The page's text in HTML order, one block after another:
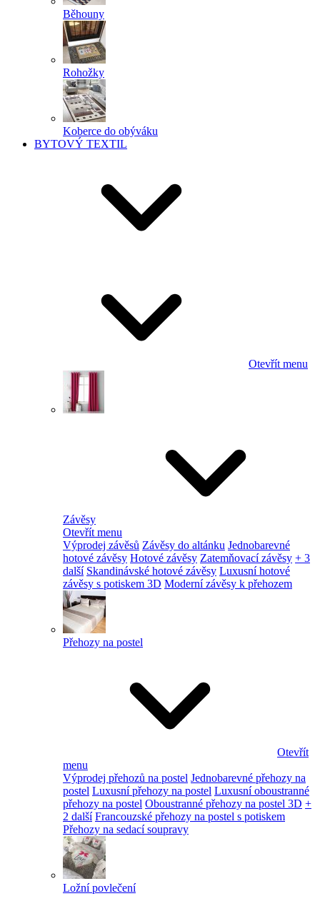
Běhouny
Rohožky
Koberce do obýváku
BYTOVÝ TEXTIL
Otevřít menu
Závěsy
Otevřít menu
Výprodej závěsů Závěsy do altánku Jednobarevné
hotové závěsy Hotové závěsy Zatemňovací závěsy + 3
další Skandinávské hotové závěsy Luxusní hotové
závěsy s potiskem 3D Moderní závěsy k přehozem
Přehozy na postel
Otevřít
menu
Výprodej přehozů na postel Jednobarevné přehozy na
postel Luxusní přehozy na postel Luxusní oboustranné
přehozy na postel Oboustranné přehozy na postel 3D +
2 další Francouzské přehozy na postel s potiskem
Přehozy na sedací soupravy
Ložní povlečení